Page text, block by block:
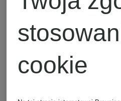
Kurtki
Nike
cookie